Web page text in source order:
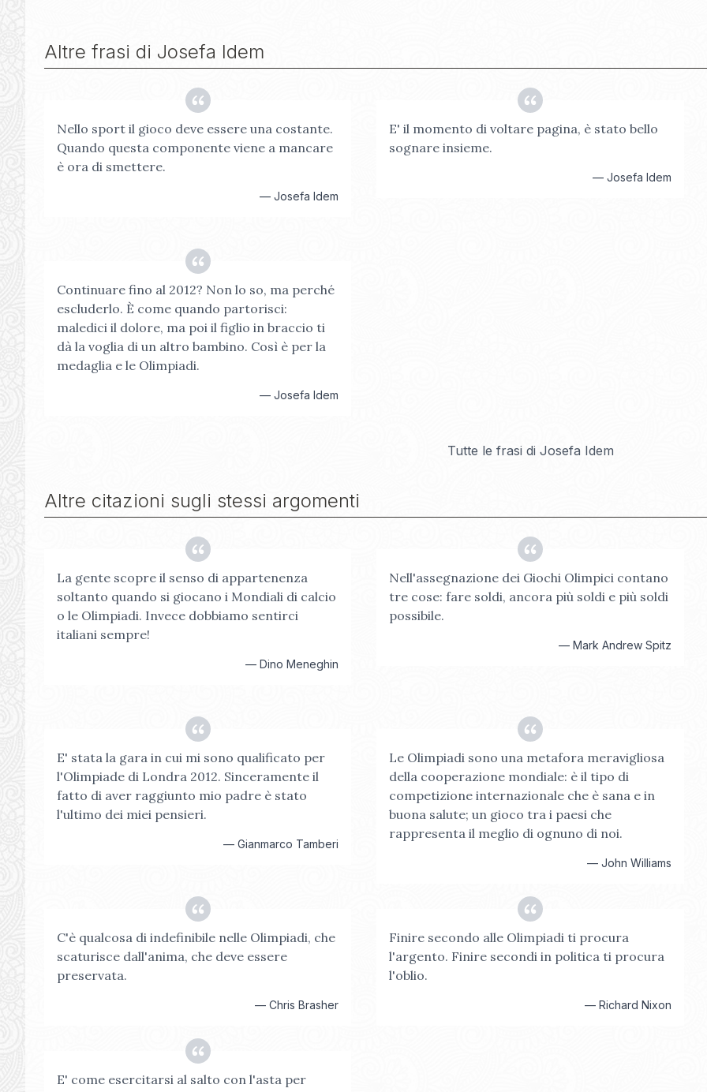
Altre frasi di Josefa Idem
Nello sport il gioco deve essere una costante.
Quando questa componente viene a mancare
è ora di smettere.
—Josefa Idem
E' il momento di voltare pagina, è stato bello
sognare insieme.
— Josefa Idem
Continuare fino al 2012? Non lo so, ma perché
escluderlo. È come quando partorisci:
maledici il dolore, ma poi il figlio in braccio ti
dà la voglia di un altro bambino. Così è per la
medaglia e le Olimpiadi.
—Josefa Idem
Tutte le frasi di Josefa Idem
Altre citazioni sugli stessi argomenti
La gente scopre il senso di appartenenza
soltanto quando si giocano i Mondiali di calcio
o le Olimpiadi. Invece dobbiamo sentirci
italiani sempre!
—Dino Meneghin
Nell'assegnazione dei Giochi Olimpici contano
tre cose: fare soldi, ancora più soldi e più soldi
possibile.
— Mark Andrew Spitz
E' stata la gara in cui mi sono qualificato per
l'Olimpiade di Londra 2012. Sinceramente il
fatto di aver raggiunto mio padre è stato
l'ultimo dei miei pensieri.
—Gianmarco Tamberi
Le Olimpiadi sono una metafora meravigliosa
della cooperazione mondiale: è il tipo di
competizione internazionale che è sana e in
buona salute; un gioco tra i paesi che
rappresenta il meglio di ognuno di noi.
— John Williams
C'è qualcosa di indefinibile nelle Olimpiadi, che
scaturisce dall'anima, che deve essere
preservata.
—Chris Brasher
Finire secondo alle Olimpiadi ti procura
l'argento. Finire secondi in politica ti procura
l'oblio.
— Richard Nixon
E' come esercitarsi al salto con l'asta per